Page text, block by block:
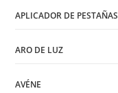
APLICADOR DE PESTAÑAS
ARO DE LUZ
AVÉNE